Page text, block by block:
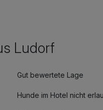
Ludorf
Gut bewertete Lage
Hunde im Hotel nicht